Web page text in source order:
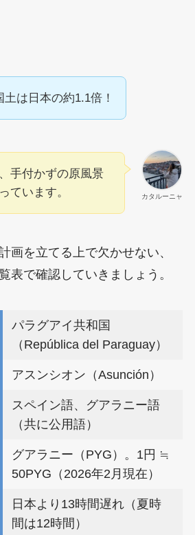
土は日本の約1.1倍！
カタルーニャ
手付かずの原風景
ています。
画を立てる上で欠かせない、
表で確認していきましょう。
パラグアイ共和国
（República del Paraguay）
アスンシオン（Asunción）
スペイン語、グアラニー語
（共に公用語）
グアラニー（PYG）。1円 ≒
50PYG（2026年2月現在）
日本より13時間遅れ（夏時
間は12時間）